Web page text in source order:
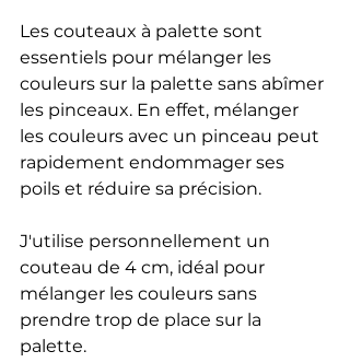
Les couteaux à palette sont
essentiels pour mélanger les
couleurs sur la palette sans abîmer
les pinceaux. En effet, mélanger
les couleurs avec un pinceau peut
rapidement endommager ses
poils et réduire sa précision.
J'utilise personnellement un
couteau de 4 cm, idéal pour
mélanger les couleurs sans
prendre trop de place sur la
palette.